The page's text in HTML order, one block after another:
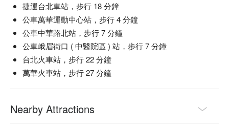
捷運台北車站，步行 18 分鐘
公車萬華運動中心站，步行 4 分鐘
公車中華路北站，步行 7 分鐘
公車峨眉街口 ( 中醫院區 ) 站，步行 7 分鐘
台北火車站，步行 22 分鐘
萬華火車站，步行 27 分鐘
Nearby Attractions